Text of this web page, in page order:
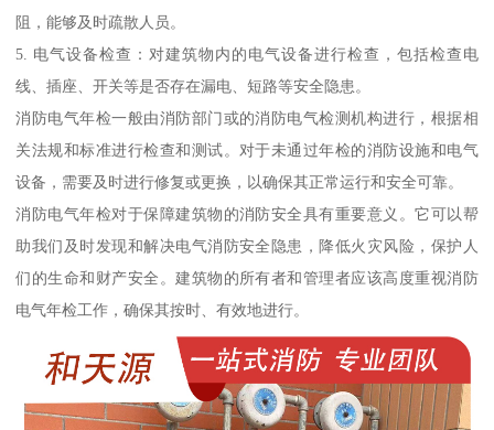
阻，能够及时疏散人员。
5. 电气设备检查：对建筑物内的电气设备进行检查，包括检查电
线、插座、开关等是否存在漏电、短路等安全隐患。
消防电气年检一般由消防部门或的消防电气检测机构进行，根据相
关法规和标准进行检查和测试。对于未通过年检的消防设施和电气
设备，需要及时进行修复或更换，以确保其正常运行和安全可靠。
消防电气年检对于保障建筑物的消防安全具有重要意义。它可以帮
助我们及时发现和解决电气消防安全隐患，降低火灾风险，保护人
们的生命和财产安全。建筑物的所有者和管理者应该高度重视消防
电气年检工作，确保其按时、有效地进行。